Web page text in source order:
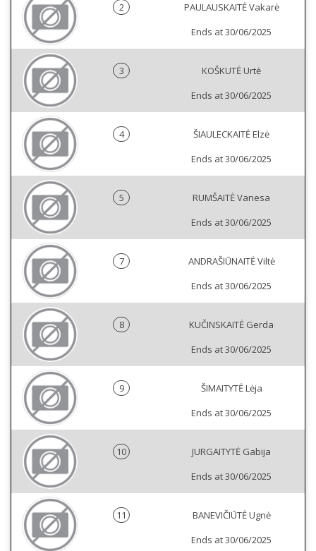
2
PAULAUSKAITĖ Vakarė
Ends at 30/06/2025
3
KOŠKUTĖ Urtė
Ends at 30/06/2025
4
ŠIAULECKAITĖ Elzė
Ends at 30/06/2025
5
RUMŠAITĖ Vanesa
Ends at 30/06/2025
7
ANDRAŠIŪNAITĖ Viltė
Ends at 30/06/2025
8
KUČINSKAITĖ Gerda
Ends at 30/06/2025
9
ŠIMAITYTĖ Lėja
Ends at 30/06/2025
10
JURGAITYTĖ Gabija
Ends at 30/06/2025
11
BANEVIČIŪTĖ Ugnė
Ends at 30/06/2025